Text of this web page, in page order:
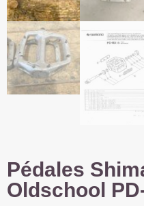
Pédales
Oldschool